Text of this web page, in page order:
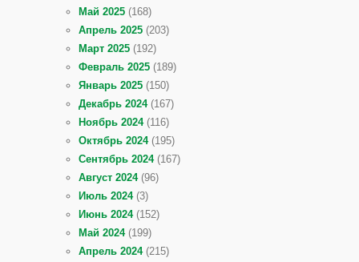
Май 2025 (168)
Апрель 2025 (203)
Март 2025 (192)
Февраль 2025 (189)
Январь 2025 (150)
Декабрь 2024(167)
Ноябрь 2024(116)
Октябрь 2024(195)
Сентябрь 2024(167)
Август 2024(96)
Июль 2024(3)
Июнь 2024(152)
Май 2024(199)
Апрель 2024(215)